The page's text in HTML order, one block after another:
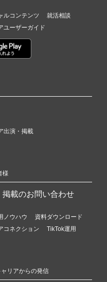
ルコンテンツ
就活相談
ユーザーガイド
出演・掲載
様
掲載のお問い合わせ
ノウハウ
資料ダウンロード
コネクション
TikTok運用
リアからの発信